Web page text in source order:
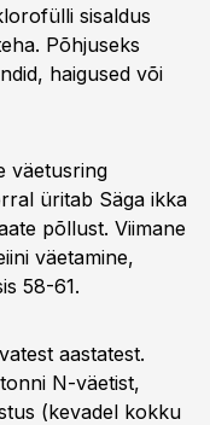
sisaldus
Põhjuseks
haigused või
väetusring
üritab Säga ikka
põllust. Viimane
väetamine,
58-61.
aastatest.
N-väetist,
(kevadel kokku